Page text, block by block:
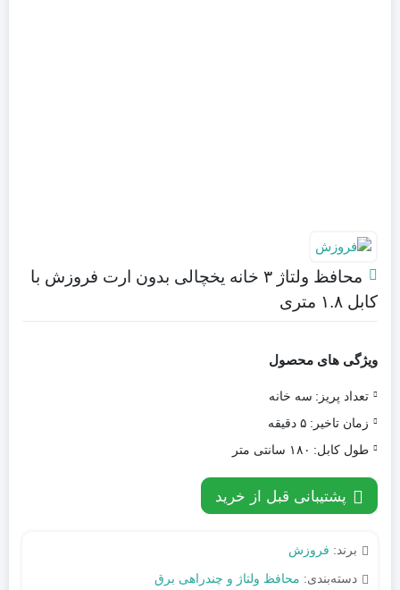
محافظ ولتاژ ۳ خانه یخچالی بدون ارت فروزش با
کابل ۱.۸ متری
ویژگی های محصول
تعداد پریز: سه خانه
زمان تاخیر: ۵ دقیقه
طول کابل: ۱۸۰ سانتی متر
پشتیبانی قبل از خرید
برند: فروزش
دسته‌بندی: محافظ ولتاژ و چندراهی برق